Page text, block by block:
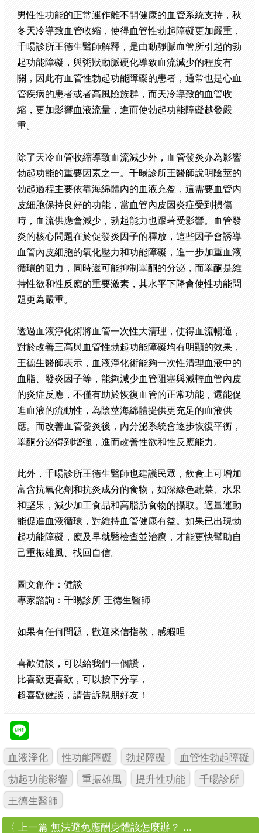
男性性功能的正常運作離不開健康的血管系統支持，秋
冬天冷導致血管收縮，使得血管性勃起障礙更加嚴重，
千暘診所王德生醫師解釋，是由動靜脈血管所引起的勃
起功能障礙，與粥狀動脈硬化導致血流減少的程度有
關，因此有血管性勃起功能障礙的患者，通常也是心血
管疾病的患者或者高風險族群，而天冷導致的血管收
縮，更加影響血液流量，進而使勃起功能障礙越發嚴
重。
除了天冷血管收縮導致血流減少外，血管發炎亦為影響
勃起功能的重要因素之一。千暘診所王醫師說明陰莖的
勃起過程主要依靠海綿體內的血液充盈，這需要血管內
皮細胞保持良好的功能，當血管內皮因炎症受到損傷
時，血流供應會減少，勃起能力也跟著受影響。血管發
炎的核心問題在於促發炎因子的釋放，這些因子會誘導
血管內皮細胞的氧化壓力和功能障礙，進一步加重血液
循環的阻力，同時還可能抑制睪酮的分泌，而睪酮是維
持性欲和性反應的重要激素，其水平下降會使性功能問
題更為嚴重。
透過血液淨化術將血管一次性大清理，使得血流暢通，
對於改善三高與血管性勃起功能障礙均有明顯的效果，
王德生醫師表示，血液淨化術能夠一次性清理血液中的
血脂、發炎因子等，能夠減少血管阻塞與減輕血管內皮
的炎症反應，不僅有助於恢復血管的正常功能，還能促
進血液的流動性，為陰莖海綿體提供更充足的血液供
應。而改善血管發炎後，內分泌系統會逐步恢復平衡，
睪酮分泌得到增強，進而改善性欲和性反應能力。
此外，千暘診所王德生醫師也建議民眾，飲食上可增加
富含抗氧化劑和抗炎成分的食物，如深綠色蔬菜、水果
和堅果，減少加工食品和高脂肪食物的攝取。適量運動
能促進血液循環，對維持血管健康有益。如果已出現勃
起功能障礙，應及早就醫檢查並治療，才能更快幫助自
己重振雄風、找回自信。
圖文創作：健談
專家諮詢：千暘診所 王德生醫師
如果有任何問題，歡迎來信指教，感蝦哩
喜歡健談，可以給我們一個讚，
比喜歡更喜歡，可以按下分享，
超喜歡健談，請告訴親朋好友！
血液淨化 性功能障礙 勃起障礙
血管性勃起障礙
勃起功能影響
重振雄風 提升性功能
千暘診所
王德生醫師
〈 上一篇 無法避免應酬身體該怎麼辦？ ...